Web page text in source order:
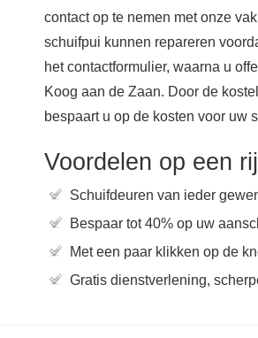
contact op te nemen met onze
schuifpui kunnen repareren
het contactformulier, waarna u
Koog aan de Zaan. Door de
bespaart u op de kosten voor uw
Voordelen op een
Schuifdeuren van ieder
Bespaar tot 40% op uw
Met een paar klikken op de
Gratis dienstverlening,